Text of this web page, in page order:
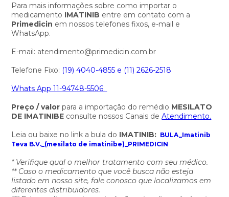
Para mais informações sobre como importar o
medicamento IMATINIB entre em contato com a
Primedicin em nossos telefones fixos, e-mail e
WhatsApp.
E-mail: atendimento@primedicin.com.br
Telefone Fixo: (19) 4040-4855 e (11) 2626-2518
Whats App 11-94748-5506.
Preço / valor para a importação do remédio MESILATO
DE IMATINIBE consulte nossos Canais deAtendimento.
Leia ou baixe no link a bula do IMATINIB: BULA_Imatinib
Teva B.V._(mesilato de imatinibe)_PRIMEDICIN
* Verifique qual o melhor tratamento com seu médico.
** Caso o medicamento que você busca não esteja
listado em nosso site, fale conosco que localizamos em
diferentes distribuidores.